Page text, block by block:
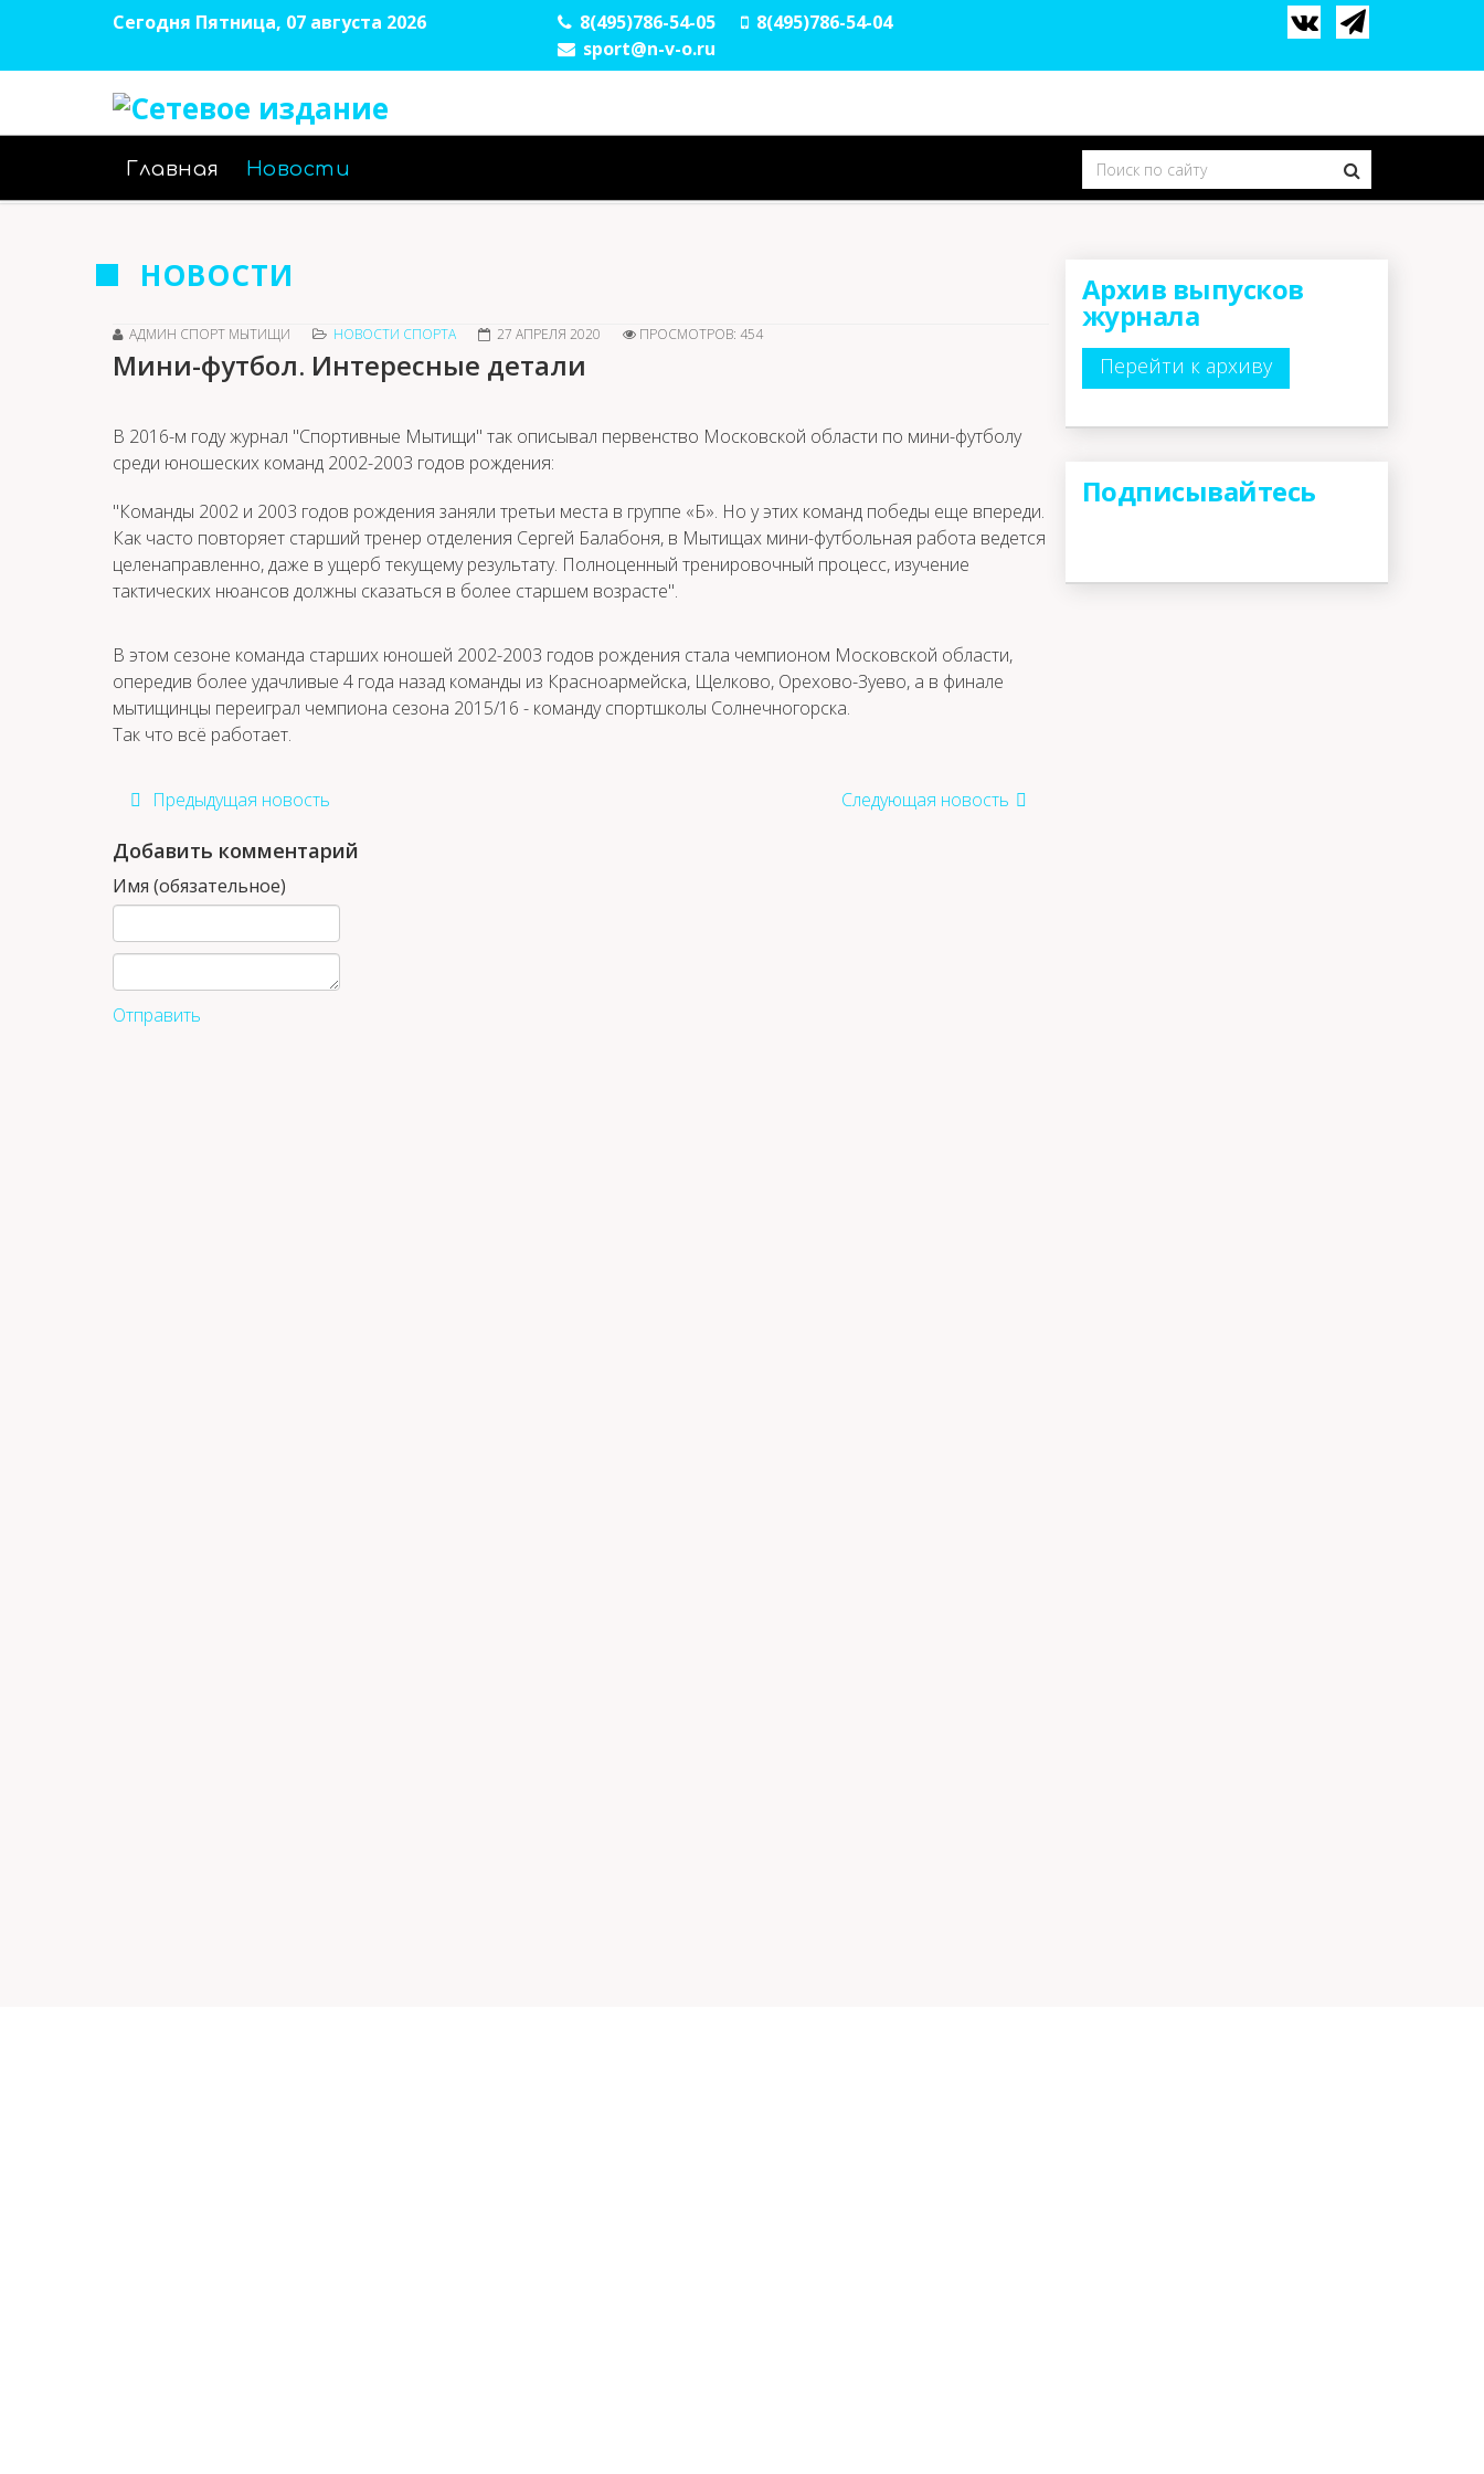
Сегодня Пятница, 07 августа 2026 8(495)786-54-05
8(495)786-54-04
sport@n-v-o.ru
Главная Новости
НОВОСТИ
АДМИН СПОРТ МЫТИЩИ НОВОСТИ СПОРТА 27 АПРЕЛЯ 2020 ПРОСМОТРОВ: 454
Мини-футбол. Интересные детали
В 2016-м году журнал "Спортивные Мытищи" так описывал первенство Московской области по мини-футболу
среди юношеских команд 2002-2003 годов рождения:
"Команды 2002 и 2003 годов рождения заняли третьи места в группе «Б». Но у этих команд победы еще впереди.
Как часто повторяет старший тренер отделения Сергей Балабоня, в Мытищах мини-футбольная работа ведется
целенаправленно, даже в ущерб текущему результату. Полноценный тренировочный процесс, изучение
тактических нюансов должны сказаться в более старшем возрасте".
В этом сезоне команда старших юношей 2002-2003 годов рождения стала чемпионом Московской области,
опередив более удачливые 4 года назад команды из Красноармейска, Щелково, Орехово-Зуево, а в финале
мытищинцы переиграл чемпиона сезона 2015/16 - команду спортшколы Солнечногорска.
Так что всё работает.
Предыдущая новость Следующая новость
Добавить комментарий
Имя (обязательное)
Отправить
Архив выпусков
журнала
Перейти к архиву
Подписывайтесь